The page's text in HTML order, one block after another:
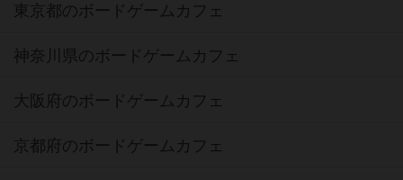
東京都のボードゲームカフェ
神奈川県のボードゲームカフェ
大阪府のボードゲームカフェ
京都府のボードゲームカフェ